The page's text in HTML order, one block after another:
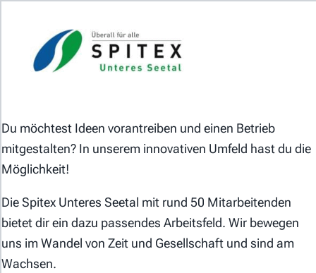
Das Jobportal der Spitex-Organisationen in der
Schweiz.
Du möchtest Ideen vorantreiben und einen Betrieb
mitgestalten? In unserem innovativen Umfeld hast du die
Möglichkeit!
Die Spitex Unteres Seetal mit rund 50 Mitarbeitenden
bietet dir ein dazu passendes Arbeitsfeld. Wir bewegen
uns im Wandel von Zeit und Gesellschaft und sind am
Wachsen.
Für Stellensuchende
Für Arbeitgeber